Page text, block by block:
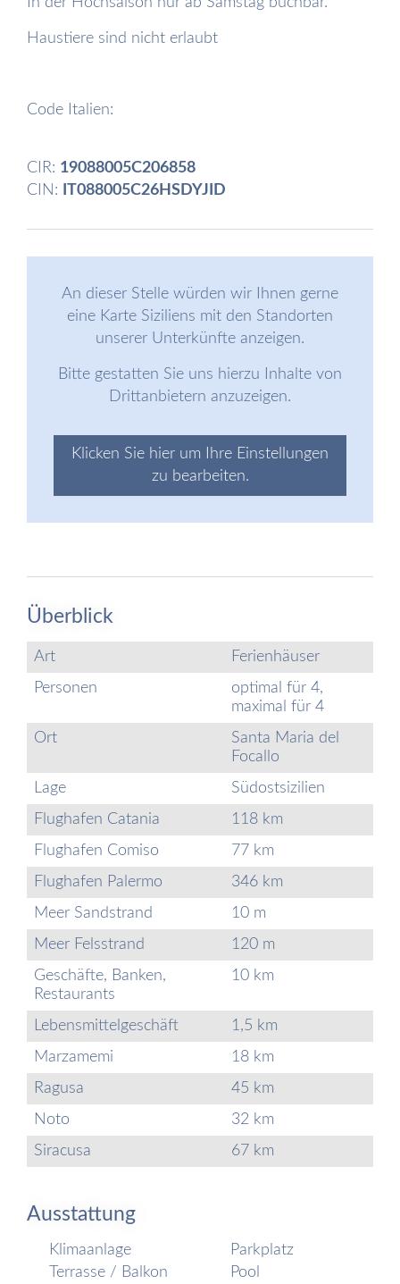
Haustiere sind nicht erlaubt
Code Italien:
CIR: 19088005C206858
CIN:
IT088005C26HSDYJID
An dieser Stelle würden wir Ihnen gerne
eine Karte Siziliens mit den Standorten
unserer Unterkünfte anzeigen.
Bitte gestatten Sie uns hierzu Inhalte von
Drittanbietern anzuzeigen.
Klicken Sie hier um Ihre Einstellungen
zu bearbeiten.
Überblick
Art
Ferienhäuser
Personen
optimal für 4,
maximal für 4
Ort
Santa Maria del
Focallo
Lage
Südostsizilien
Flughafen Catania
118 km
Flughafen Comiso
77 km
Flughafen Palermo
346 km
Meer Sandstrand
10 m
Meer Felsstrand
120 m
Geschäfte, Banken,
Restaurants
10 km
Lebensmittelgeschäft
1,5 km
Marzamemi
18 km
Ragusa
45 km
Noto
32 km
Siracusa
67 km
Ausstattung
Klimaanlage
Terrasse / Balkon
Parkplatz
Pool